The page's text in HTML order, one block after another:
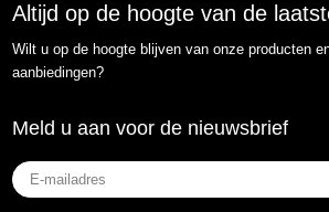
Altijd op de hoogte van de
Wilt u op de hoogte blijven van onze producten
aanbiedingen?
Meld u aan voor de nieuwsbrief
E-
mailadres(Vereist)